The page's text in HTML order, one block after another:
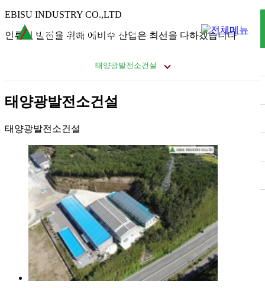
EBISU INDUSTRY CO.,LTD
인류의 발전을 위해 에비수 산업은 최선을 다하겠습니다
태양광발전소건설
태양광발전소건설
태양광발전소건설